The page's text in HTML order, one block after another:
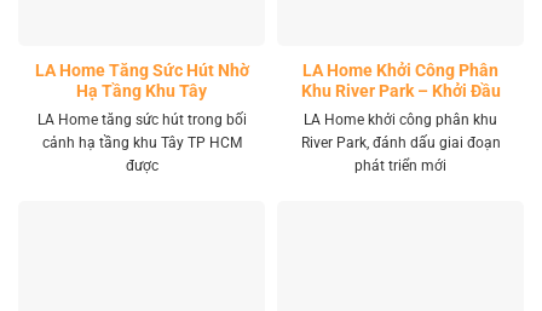
LA Home Tăng Sức Hút Nhờ
Hạ Tầng Khu Tây
LA Home tăng sức hút trong bối
cảnh hạ tầng khu Tây TP HCM
được
LA Home Khởi Công Phân
Khu River Park – Khởi Đầu
Giai Đoạn Phát Triển Mới
LA Home khởi công phân khu
River Park, đánh dấu giai đoạn
phát triển mới